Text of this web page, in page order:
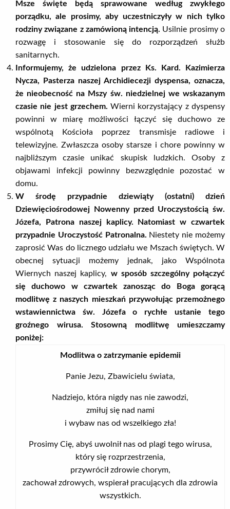
Msze święte będą sprawowane według zwykłego
porządku, ale prosimy, aby uczestniczyły w nich tylko
rodziny związane z zamówioną intencją. Usilnie prosimy o
rozwagę i stosowanie się do rozporządzeń służb
sanitarnych.
Informujemy, że udzielona przez Ks. Kard. Kazimierza
Nycza, Pasterza naszej Archidiecezji dyspensa, oznacza,
że nieobecność na Mszy św. niedzielnej we wskazanym
czasie nie jest grzechem. Wierni korzystający z dyspensy
powinni w miarę możliwości łączyć się duchowo ze
wspólnotą Kościoła poprzez transmisje radiowe i
telewizyjne. Zwłaszcza osoby starsze i chore powinny w
najbliższym czasie unikać skupisk ludzkich. Osoby z
objawami infekcji powinny bezwzględnie pozostać w
domu.
W środę przypadnie dziewiąty (ostatni) dzień
Dziewięciośrodowej Nowenny przed Uroczystością św.
Józefa, Patrona naszej kaplicy. Natomiast w czwartek
przypadnie Uroczystość Patronalna. Niestety nie możemy
zaprosić Was do licznego udziału we Mszach świętych. W
obecnej sytuacji możemy jednak, jako Wspólnota
Wiernych naszej kaplicy, w sposób szczególny połączyć
się duchowo w czwartek zanosząc do Boga gorącą
modlitwę z naszych mieszkań przywołując przemożnego
wstawiennictwa św. Józefa o rychłe ustanie tego
groźnego wirusa. Stosowną modlitwę umieszczamy
poniżej:
Modlitwa o zatrzymanie epidemii
Panie Jezu, Zbawicielu świata,
Nadziejo, która nigdy nas nie zawodzi,
zmiłuj się nad nami
i wybaw nas od wszelkiego zła!
Prosimy Cię, abyś uwolnił nas od plagi tego wirusa,
który się rozprzestrzenia,
przywrócił zdrowie chorym,
zachował zdrowych, wspierał pracujących dla zdrowia
wszystkich.